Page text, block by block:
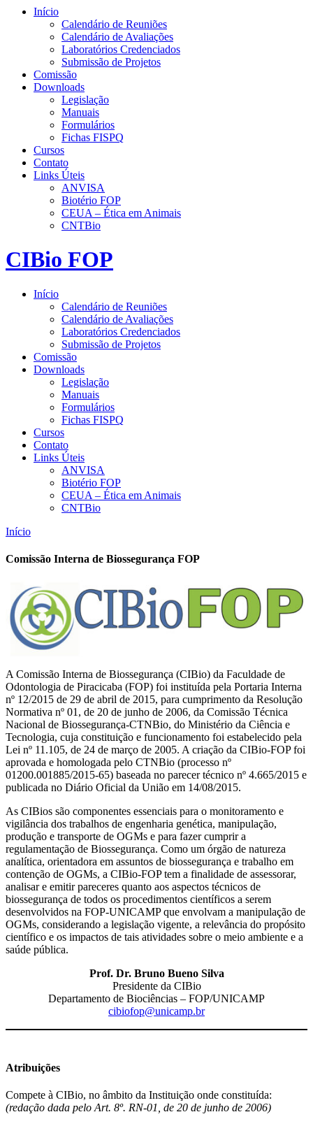
Início
Calendário de Reuniões
Calendário de Avaliações
Laboratórios Credenciados
Submissão de Projetos
Comissão
Downloads
Legislação
Manuais
Formulários
Fichas FISPQ
Cursos
Contato
Links Úteis
ANVISA
Biotério FOP
CEUA – Ética em Animais
CNTBio
CIBio FOP
Início
Calendário de Reuniões
Calendário de Avaliações
Laboratórios Credenciados
Submissão de Projetos
Comissão
Downloads
Legislação
Manuais
Formulários
Fichas FISPQ
Cursos
Contato
Links Úteis
ANVISA
Biotério FOP
CEUA – Ética em Animais
CNTBio
Início
Comissão Interna de Biossegurança FOP
A Comissão Interna de Biossegurança (CIBio) da Faculdade de
Odontologia de Piracicaba (FOP) foi instituída pela Portaria Interna
nº 12/2015 de 29 de abril de 2015, para cumprimento da Resolução
Normativa nº 01, de 20 de junho de 2006, da Comissão Técnica
Nacional de Biossegurança-CTNBio, do Ministério da Ciência e
Tecnologia, cuja constituição e funcionamento foi estabelecido pela
Lei nº 11.105, de 24 de março de 2005. A criação da CIBio-FOP foi
aprovada e homologada pelo CTNBio (processo nº
01200.001885/2015-65) baseada no parecer técnico nº 4.665/2015 e
publicada no Diário Oficial da União em 14/08/2015.
As CIBios são componentes essenciais para o monitoramento e
vigilância dos trabalhos de engenharia genética, manipulação,
produção e transporte de OGMs e para fazer cumprir a
regulamentação de Biossegurança. Como um órgão de natureza
analítica, orientadora em assuntos de biossegurança e trabalho em
contenção de OGMs, a CIBio-FOP tem a finalidade de assessorar,
analisar e emitir pareceres quanto aos aspectos técnicos de
biossegurança de todos os procedimentos científicos a serem
desenvolvidos na FOP-UNICAMP que envolvam a manipulação de
OGMs, considerando a legislação vigente, a relevância do propósito
científico e os impactos de tais atividades sobre o meio ambiente e a
saúde pública.
Prof. Dr. Bruno Bueno Silva
Presidente da CIBio
Departamento de Biociências – FOP/UNICAMP
cibiofop@unicamp.br
Atribuições
Compete à CIBio, no âmbito da Instituição onde constituída:
(redação dada pelo Art. 8º. RN-01, de 20 de junho de 2006)